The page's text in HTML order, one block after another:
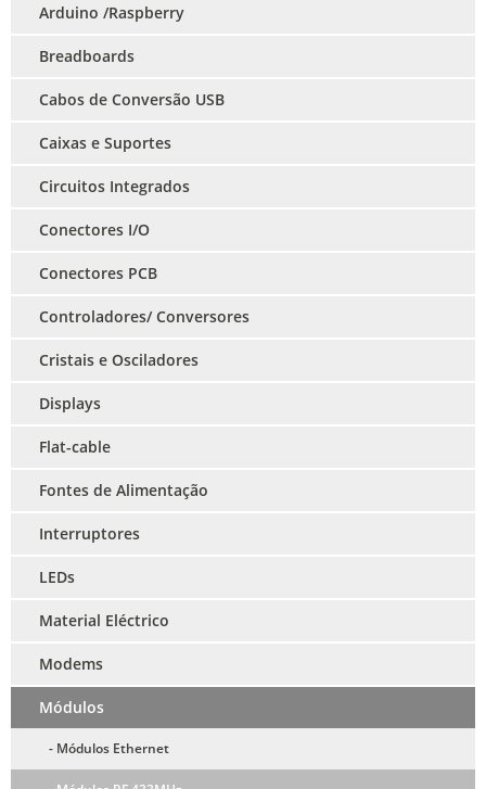
Arduino /Raspberry
Breadboards
Cabos de Conversão USB
Caixas e Suportes
Circuitos Integrados
Conectores I/O
Conectores PCB
Controladores/ Conversores
Cristais e Osciladores
Displays
Flat-cable
Fontes de Alimentação
Interruptores
LEDs
Material Eléctrico
Modems
Módulos
- Módulos Ethernet